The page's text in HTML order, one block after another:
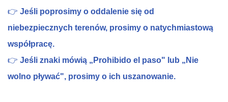
👉 Jeśli poprosimy o oddalenie się od
niebezpiecznych terenów, prosimy o natychmiastową
współpracę.
👉 Jeśli znaki mówią „Prohibido el paso" lub „Nie
wolno pływać", prosimy o ich uszanowanie.